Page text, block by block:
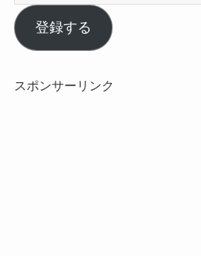
ー
ル
ア
レ
登録する
スポンサーリンク